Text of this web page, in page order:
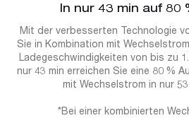
In nur 43 min auf 80
Mit der verbesserten Technologie
Sie in Kombination mit
Ladegeschwindigkeiten von bis zu
nur 43 min erreichen Sie eine 80 %
mit Wechselstrom in nur 53
*Bei einer kombinierten